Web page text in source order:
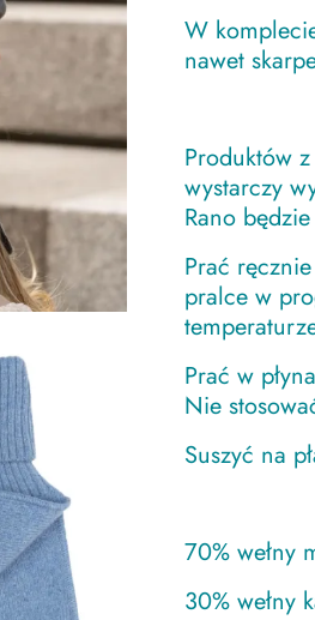
W
nawet
Produktów
wystarczy
Rano
Prać
pralce w
Prać w
Nie
Suszyć na
70% wełny
30% wełny